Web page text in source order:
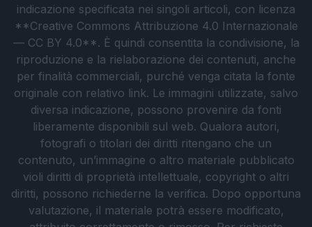
indicazione specificata nei singoli articoli, con licenza
**Creative Commons Attribuzione 4.0 Internazionale
— CC BY 4.0**. È quindi consentita la condivisione, la
riproduzione e la rielaborazione dei contenuti, anche
per finalità commerciali, purché venga citata la fonte
originale con relativo link. Le immagini utilizzate, salvo
diversa indicazione, possono provenire da fonti
liberamente disponibili sul web. Qualora autori,
fotografi o titolari dei diritti ritengano che un
contenuto, un’immagine o altro materiale pubblicato
violi diritti di proprietà intellettuale, copyright o altri
diritti, possono richiederne la verifica. Dopo opportuna
valutazione, il materiale potrà essere modificato,